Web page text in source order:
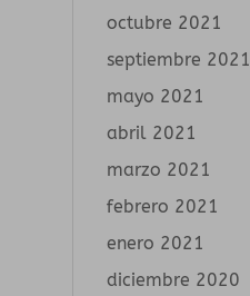
octubre 2021
septiembre 2021
mayo 2021
abril 2021
marzo 2021
febrero 2021
enero 2021
diciembre 2020